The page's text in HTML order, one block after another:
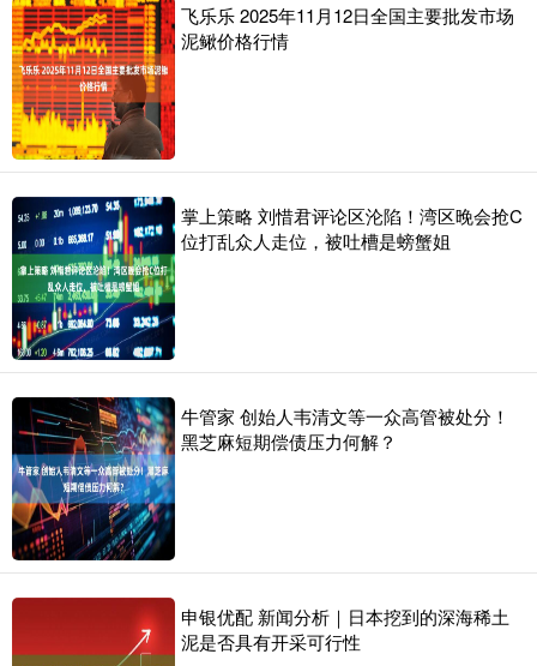
飞乐乐 2025年11月12日全国主要批发市场
泥鳅价格行情
掌上策略 刘惜君评论区沦陷！湾区晚会抢C
位打乱众人走位，被吐槽是螃蟹姐
牛管家 创始人韦清文等一众高管被处分！
黑芝麻短期偿债压力何解？
申银优配 新闻分析｜日本挖到的深海稀土
泥是否具有开采可行性